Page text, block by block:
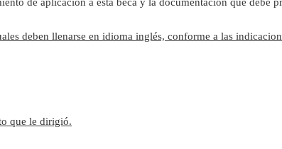
deben llenarse en idioma inglés, conforme a las
que le dirigió.